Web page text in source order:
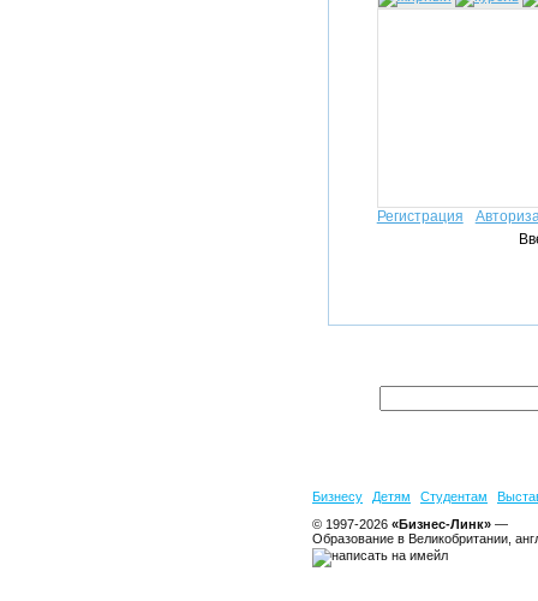
Регистрация
Бизнесу Детям Студентам
© 1997-2026 «Бизнес-Линк» —
Образование в Великобритании,